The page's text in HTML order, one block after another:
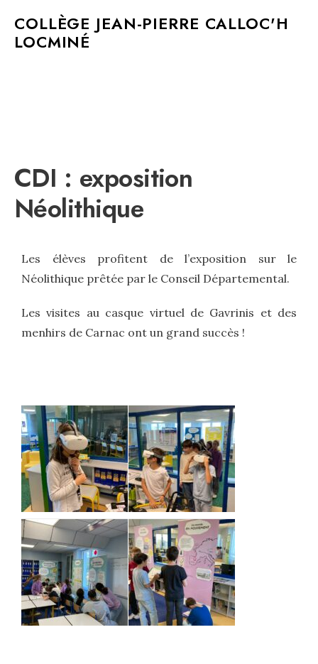
COLLÈGE JEAN-PIERRE CALLOC'H
LOCMINÉ
CDI : exposition
Néolithique
Les élèves profitent de l’exposition sur le
Néolithique prêtée par le Conseil Départemental.
Les visites au casque virtuel de Gavrinis et des
menhirs de Carnac ont un grand succès !